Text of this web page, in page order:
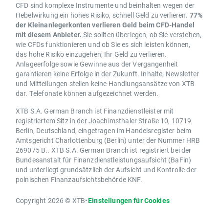
CFD sind komplexe Instrumente und beinhalten wegen der
Hebelwirkung ein hohes Risiko, schnell Geld zu verlieren. 77%
der Kleinanlegerkonten verlieren Geld beim CFD-Handel
mit diesem Anbieter. Sie sollten überlegen, ob Sie verstehen,
wie CFDs funktionieren und ob Sie es sich leisten können,
das hohe Risiko einzugehen, Ihr Geld zu verlieren.
Anlageerfolge sowie Gewinne aus der Vergangenheit
garantieren keine Erfolge in der Zukunft. Inhalte, Newsletter
und Mitteilungen stellen keine Handlungsansätze von XTB
dar. Telefonate können aufgezeichnet werden.
XTB S.A. German Branch ist Finanzdienstleister mit
registriertem Sitz in der Joachimsthaler Straße 10, 10719
Berlin, Deutschland, eingetragen im Handelsregister beim
Amtsgericht Charlottenburg (Berlin) unter der Nummer HRB
269075 B.. XTB S.A. German Branch ist registriert bei der
Bundesanstalt für Finanzdienstleistungsaufsicht (BaFin)
und unterliegt grundsätzlich der Aufsicht und Kontrolle der
polnischen Finanzaufsichtsbehörde KNF.
Copyright 2026 © XTB•Einstellungen für Cookies